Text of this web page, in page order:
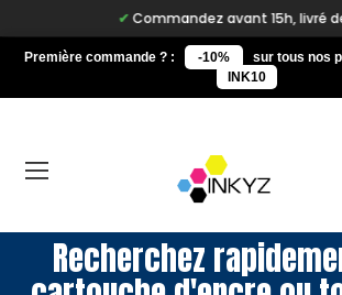
Commandez avant 15h, livré
Première commande ? : -10%
sur tous nos
INK10
Recherchez